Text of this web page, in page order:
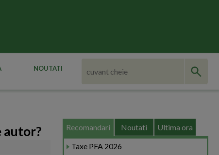
NOUTATI
autor? Recomandari Noutati Ultima ora
Taxe PFA 2026